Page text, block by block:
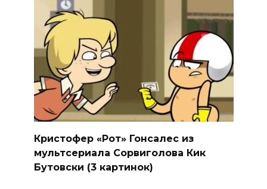
Кристофер «Рот» Гонсалес из
мультсериала Сорвиголова Кик
Бутовски (3 картинок)